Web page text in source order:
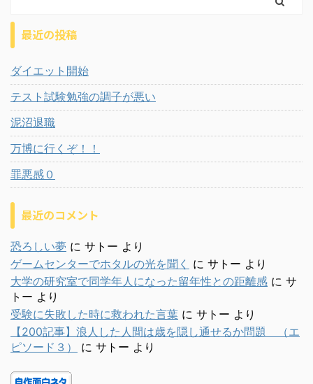
最近の投稿
ダイエット開始
テスト試験勉強の調子が悪い
泥沼退職
万博に行くぞ！！
罪悪感０
最近のコメント
恐ろしい夢 に サトー より
ゲームセンターでホタルの光を聞く に サトー より
大学の研究室で同学年人になった留年性との距離感 に サ
トー より
受験に失敗した時に救われた言葉 に サトー より
【200記事】浪人した人間は歳を隠し通せるか問題 （エ
ピソード３）
に サトー より